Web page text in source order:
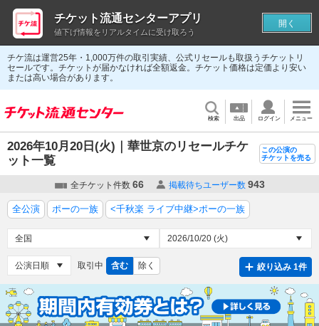
チケ流は運営25年・1,000万件の取引実績、公式リセールも取扱うチケットリ
セールです。チケットが届かなければ全額返金。チケット価格は定価より安い
または高い場合があります。
検索 出品 ログイン メニュー
2026年10月20日(火)｜華世京のリセールチケ
ット一覧
この公演の
チケットを売る
全チケット件数 66 掲載待ちユーザー数 943
全公演 ポーの一族 <千秋楽 ライブ中継>ポーの一族
取引中 含む 除く 絞り込み 1件
チケット流通センターアプリ
値下げ情報をリアルタイムに受け取ろう
開く